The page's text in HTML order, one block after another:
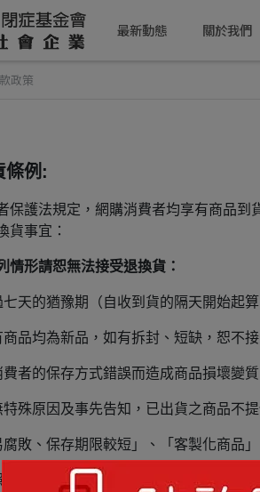
最新動態 關於我們
政策
條例:
保護法規定，網購消費者均享有商品到
貨事宜：
情形請恕無法接受退換貨：
七天的猶豫期（自收到貨的隔天開始起
商品均為新品，如有拆封、短缺，恕不接
者的保存方式錯誤而造成商品損壞變質
殊原因及事先告知，已出貨之商品不
腐敗、保存期限較短」、「客製化商品
片來源出處不同，做出之商品效果有所